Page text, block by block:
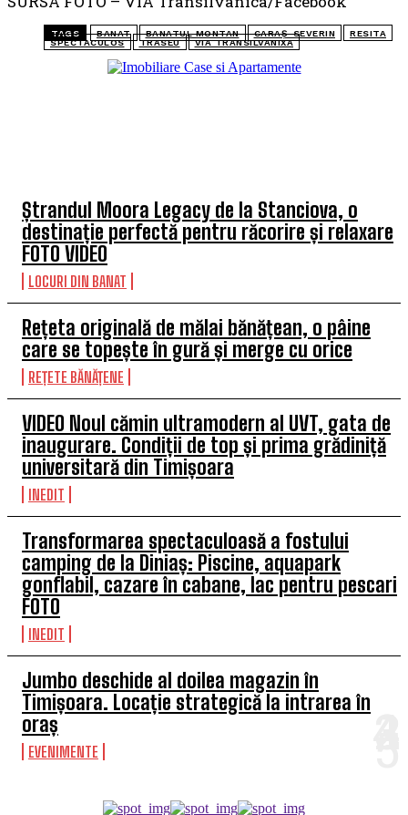
Ștrandul Moora Legacy de la Stanciova, o
destinație perfectă pentru răcorire și relaxare
FOTO VIDEO
LOCURI DIN BANAT
Rețeta originală de mălai bănățean, o pâine
care se topește în gură și merge cu orice
REȚETE BĂNĂȚENE
VIDEO Noul cămin ultramodern al UVT, gata de
inaugurare. Condiții de top și prima grădiniță
universitară din Timișoara
INEDIT
Transformarea spectaculoasă a fostului
camping de la Diniaș: Piscine, aquapark
gonflabil, cazare în cabane, lac pentru pescari
FOTO
INEDIT
Jumbo deschide al doilea magazin în
Timișoara. Locație strategică la intrarea în
oraș
EVENIMENTE
TAGS BANAT BANATUL MONTAN CARAȘ-SEVERIN
RESITA
SPECTACULOS
TRASEU VIA TRANSILVANIXA